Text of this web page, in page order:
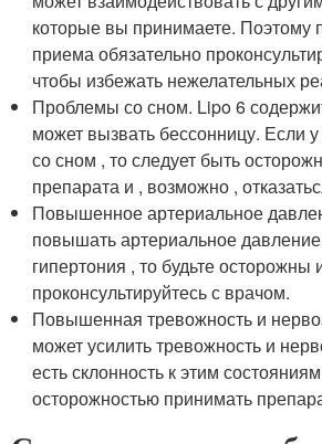
которые вы принимаете. Поэтому
приема обязательно
чтобы избежать нежелательных
Проблемы со сном. Lipo 6
может вызвать бессонницу. Если
со сном , то следует быть
препарата и , возможно ,
Повышенное артериальное
повышать артериальное
гипертония , то будьте осторожны
проконсультируйтесь с врачом.
Повышенная тревожность и
может усилить тревожность и
есть склонность к этим
осторожностью принимать